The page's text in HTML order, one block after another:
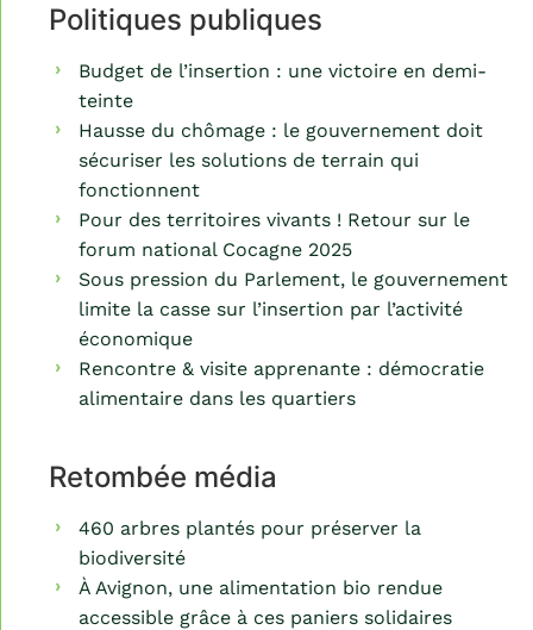
Politiques publiques
Budget de l’insertion : une victoire en demi-
teinte
Hausse du chômage : le gouvernement doit
sécuriser les solutions de terrain qui
fonctionnent
Pour des territoires vivants ! Retour sur le
forum national Cocagne 2025
Sous pression du Parlement, le gouvernement
limite la casse sur l’insertion par l’activité
économique
Rencontre & visite apprenante : démocratie
alimentaire dans les quartiers
Retombée média
460 arbres plantés pour préserver la
biodiversité
À Avignon, une alimentation bio rendue
accessible grâce à ces paniers solidaires